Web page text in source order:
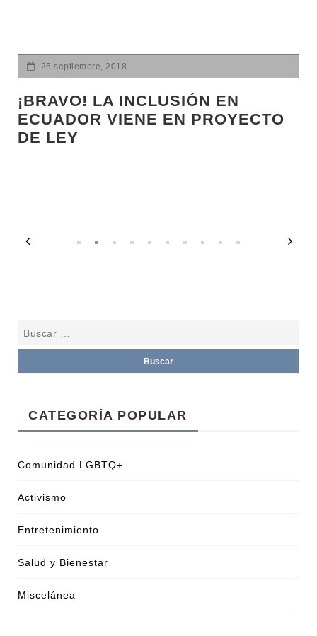
25 septiembre, 2018
¡BRAVO! LA INCLUSIÓN EN
ECUADOR VIENE EN PROYECTO
DE LEY
CATEGORÍA POPULAR
Comunidad LGBTQ+
Activismo
Entretenimiento
Salud y Bienestar
Miscelánea